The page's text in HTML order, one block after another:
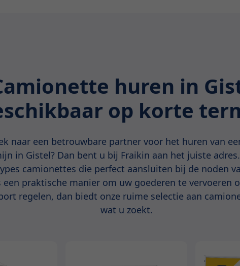
huren in
op korte
naar een betrouwbare partner voor het huren van
in Gistel? Dan bent u bij Fraikin aan het juiste
camionettes die perfect aansluiten bij de noden
een praktische manier om uw goederen te vervoeren
regelen, dan biedt onze ruime selectie aan
wat u zoekt.